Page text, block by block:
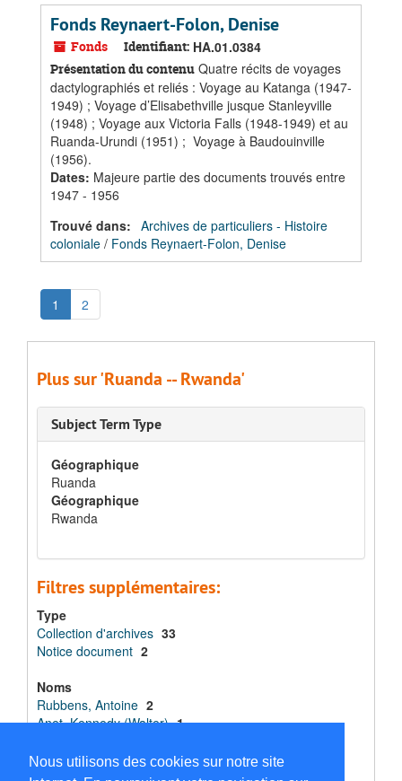
Nous utilisons des cookies sur notre site
Fonds Reynaert-Folon, Denise
Fonds Identifiant: HA.01.0384
Présentation du contenu Quatre récits de voyages
dactylographiés et reliés : Voyage au Katanga (1947-
1949) ; Voyage d’Elisabethville jusque Stanleyville
(1948) ; Voyage aux Victoria Falls (1948-1949) et au
Ruanda-Urundi (1951) ; Voyage à Baudouinville
(1956).
Dates: Majeure partie des documents trouvés entre
1947 - 1956
Trouvé dans: Archives de particuliers - Histoire
coloniale / Fonds Reynaert-Folon, Denise
1 2
Plus sur 'Ruanda -- Rwanda'
Subject Term Type
Géographique
Ruanda
Géographique
Rwanda
Filtres supplémentaires:
Type
Collection d'archives 33
Notice document 2
Noms
Rubbens, Antoine 2
Anet, Kennedy (Walter) 1
Coppens, Paul 1
De Doncker, Philippe 1